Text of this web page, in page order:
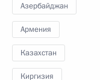
Азербайджан
Армения
Казахстан
Киргизия